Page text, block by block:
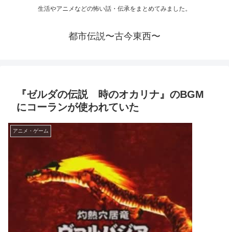
生活やアニメなどの怖い話・伝承をまとめてみました。
都市伝説〜古今東西〜
『ゼルダの伝説 時のオカリナ』のBGM
にコーランが使われていた
アニメ・ゲーム